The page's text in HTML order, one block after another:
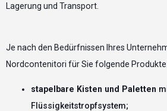
Lagerung und Transport.
Je nach den Bedürfnissen Ihres
Nordcontenitori für Sie folgende
stapelbare Kisten und Paletten
Flüssigkeitstropfsystem;